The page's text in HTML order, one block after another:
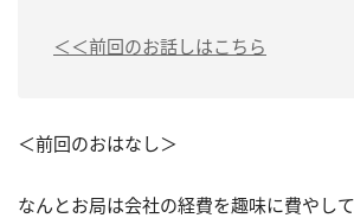
＜＜前回のお話しはこちら
＜前回のおはなし＞
なんとお局は会社の経費を趣味に費やし